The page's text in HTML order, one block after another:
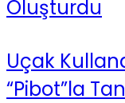
Oluşturdu
Uçak
“Pibot”la